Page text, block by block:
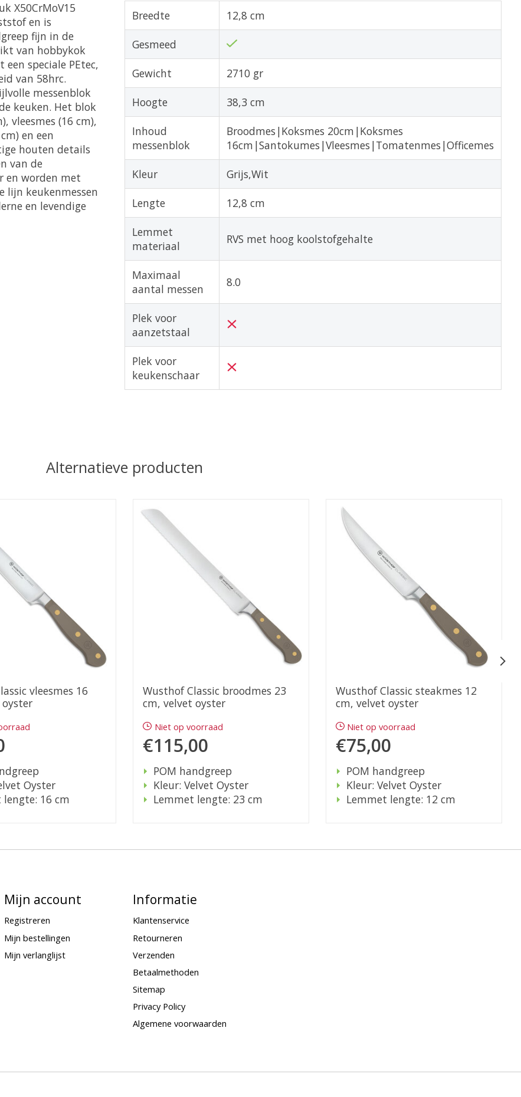
X50CrMoV15
en is
fijn in de
van hobbykok
speciale PEtec,
van 58hrc.
messenblok
keuken. Het blok
vleesmes (16 cm),
en een
houten details
van de
en worden met
lijn keukenmessen
en levendige
Breedte 12,8 cm
Gesmeed
Gewicht 2710 gr
Hoogte 38,3 cm
Inhoud
messenblok
Broodmes|Koksmes 20cm|Koksmes
16cm|Santokumes|Vleesmes|Tomatenmes|Officemes
Kleur Grijs,Wit
Lengte 12,8 cm
Lemmet
materiaal
RVS met hoog koolstofgehalte
Maximaal
aantal messen
8.0
Plek voor
aanzetstaal
Plek voor
keukenschaar
Alternatieve producten
vleesmes 16
Oyster
lengte: 16 cm
Wusthof Classic broodmes 23
cm, velvet oyster
Niet op voorraad
€115,00
POM handgreep
Kleur: Velvet Oyster
Lemmet lengte: 23 cm
Wusthof Classic steakmes 12
cm, velvet oyster
Niet op voorraad
€75,00
POM handgreep
Kleur: Velvet Oyster
Lemmet lengte: 12 cm
Mijn account
Registreren
Mijn bestellingen
Mijn verlanglijst
Informatie
Klantenservice
Retourneren
Verzenden
Betaalmethoden
Sitemap
Privacy Policy
Algemene voorwaarden